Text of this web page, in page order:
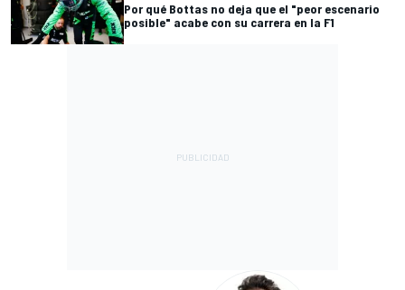
Por qué Bottas no deja que el "peor escenario
posible" acabe con su carrera en la F1